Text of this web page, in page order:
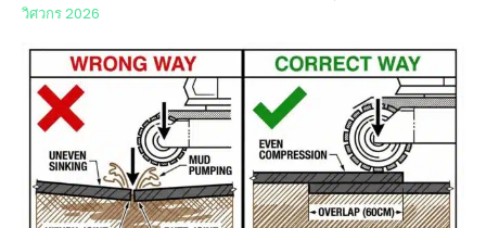
วิศวกร 2026